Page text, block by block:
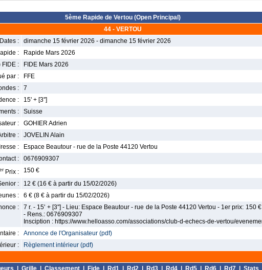
5ème Rapide de Vertou (Open Principal)
44 - VERTOU
Dates :
dimanche 15 février 2026 - dimanche 15 février 2026
:
Rapide Mars 2026
FIDE :
FIDE Mars 2026
par :
FFE
:
7
:
15' + [3'']
:
Suisse
:
GOHIER Adrien
:
JOVELIN Alain
:
Espace Beautour - rue de la Poste 44120 Vertou
:
0676909307
Prix :
150 €
:
12 € (16 € à partir du 15/02/2026)
:
6 € (8 € à partir du 15/02/2026)
:
7 r. - 15' + [3''] - Lieu: Espace Beautour - rue de la Poste 44120 Vertou - 1er prix: 150
- Rens.: 0676909307
Insciption : https://www.helloasso.com/associations/club-d-echecs-de-vertou/
:
Annonce de l'Organisateur (pdf)
:
Règlement intérieur (pdf)
Grille Classement Fide Rd1 Rd2 Rd3 Rd4 Rd5 Rd6 Rd7 Stats